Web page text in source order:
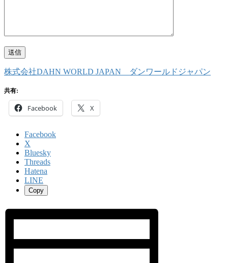
株式会社DAHN WORLD JAPAN ダンワールドジャパン
共有:
Facebook X
Facebook
X
Bluesky
Threads
Hatena
LINE
Copy